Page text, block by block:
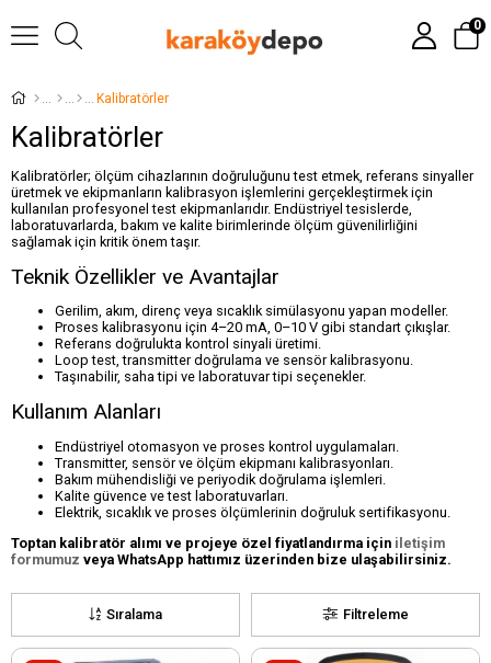
0
Kalibratörler
Kalibratörler
Kalibratörler; ölçüm cihazlarının doğruluğunu test etmek, referans sinyaller
üretmek ve ekipmanların kalibrasyon işlemlerini gerçekleştirmek için
kullanılan profesyonel test ekipmanlarıdır. Endüstriyel tesislerde,
laboratuvarlarda, bakım ve kalite birimlerinde ölçüm güvenilirliğini
sağlamak için kritik önem taşır.
Teknik Özellikler ve Avantajlar
Gerilim, akım, direnç veya sıcaklık simülasyonu yapan modeller.
Proses kalibrasyonu için 4–20 mA, 0–10 V gibi standart çıkışlar.
Referans doğrulukta kontrol sinyali üretimi.
Loop test, transmitter doğrulama ve sensör kalibrasyonu.
Taşınabilir, saha tipi ve laboratuvar tipi seçenekler.
Kullanım Alanları
Endüstriyel otomasyon ve proses kontrol uygulamaları.
Transmitter, sensör ve ölçüm ekipmanı kalibrasyonları.
Bakım mühendisliği ve periyodik doğrulama işlemleri.
Kalite güvence ve test laboratuvarları.
Elektrik, sıcaklık ve proses ölçümlerinin doğruluk sertifikasyonu.
Toptan kalibratör alımı ve projeye özel fiyatlandırma için iletişim
formumuz veya WhatsApp hattımız üzerinden bize ulaşabilirsiniz.
Filtreleme
Sıralama